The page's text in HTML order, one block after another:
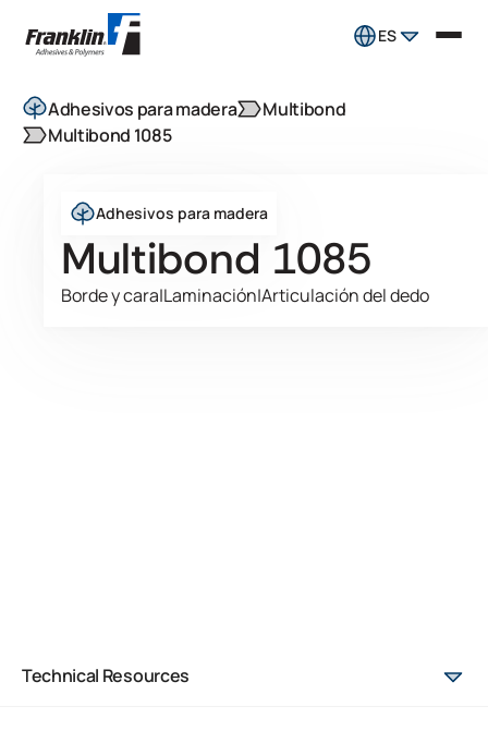
ES
Adhesivos para madera
Multibond
Multibond 1085
Adhesivos para madera
Multibond 1085
Borde y cara|Laminación|Articulación del dedo
Technical Resources